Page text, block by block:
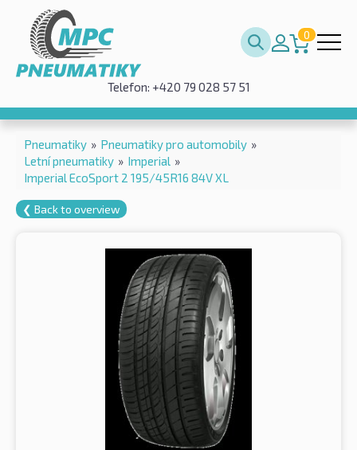
0
Telefon: +420 79 028 57 51
Pneumatiky » Pneumatiky pro automobily »
Letní pneumatiky » Imperial »
Imperial EcoSport 2 195/45R16 84V XL
❮ Back to overview